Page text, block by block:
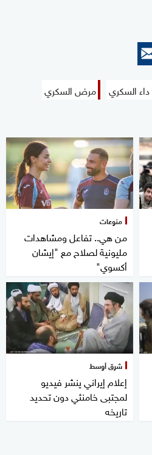
داء السكري مرض السكري
منوعات
من هي.. تفاعل ومشاهدات
مليونية لصلاح مع "إيشان
أكسوي"
شرق أوسط
إعلام إيراني ينشر فيديو
لمجتبى خامنئي دون تحديد
تاريخه